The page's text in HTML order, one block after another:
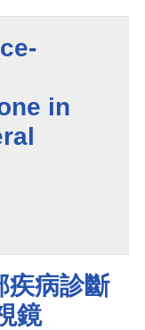
in
疾病診斷
鏡